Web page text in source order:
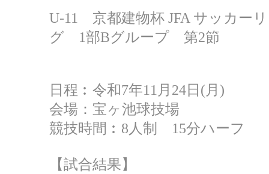
U-11 京都建物杯 JFA サッカー
グ 1部Bグループ 第2節
日程︰令和7年11月24日(月)
会場：宝ヶ池球技場
競技時間︰8人制 15分ハーフ
【試合結果】